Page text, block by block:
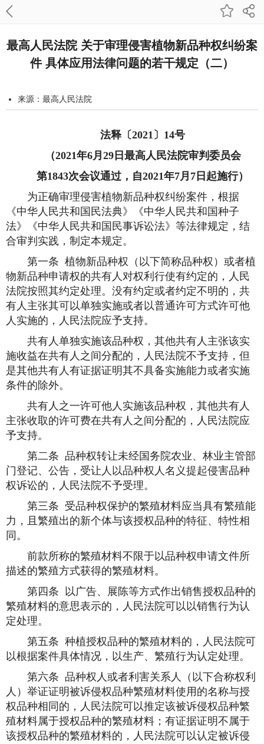
最高人民法院 关于审理侵害植物新品种权纠纷案
件 具体应用法律问题的若干规定（二）
来源：最高人民法院
打印本页
法释〔2021〕14号
（2021年6月29日最高人民法院审判委员会
第1843次会议通过，自2021年7月7日起施行）
为正确审理侵害植物新品种权纠纷案件，根据
《中华人民共和国民法典》《中华人民共和国种子
法》《中华人民共和国民事诉讼法》等法律规定，结
合审判实践，制定本规定。
第一条 植物新品种权（以下简称品种权）或者植
物新品种申请权的共有人对权利行使有约定的，人民
法院按照其约定处理。没有约定或者约定不明的，共
有人主张其可以单独实施或者以普通许可方式许可他
人实施的，人民法院应予支持。
共有人单独实施该品种权，其他共有人主张该实
施收益在共有人之间分配的，人民法院不予支持，但
是其他共有人有证据证明其不具备实施能力或者实施
条件的除外。
共有人之一许可他人实施该品种权，其他共有人
主张收取的许可费在共有人之间分配的，人民法院应
予支持。
第二条 品种权转让未经国务院农业、林业主管部
门登记、公告，受让人以品种权人名义提起侵害品种
权诉讼的，人民法院不予受理。
第三条 受品种权保护的繁殖材料应当具有繁殖能
力，且繁殖出的新个体与该授权品种的特征、特性相
同。
前款所称的繁殖材料不限于以品种权申请文件所
描述的繁殖方式获得的繁殖材料。
第四条 以广告、展陈等方式作出销售授权品种的
繁殖材料的意思表示的，人民法院可以以销售行为认
定处理。
第五条 种植授权品种的繁殖材料的，人民法院可
以根据案件具体情况，以生产、繁殖行为认定处理。
第六条 品种权人或者利害关系人（以下合称权利
人）举证证明被诉侵权品种繁殖材料使用的名称与授
权品种相同的，人民法院可以推定该被诉侵权品种繁
殖材料属于授权品种的繁殖材料；有证据证明不属于
该授权品种的繁殖材料的，人民法院可以认定被诉侵